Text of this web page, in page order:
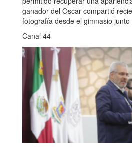
ganador del Oscar compartió
fotografía desde el gimnasio junto
Canal 44